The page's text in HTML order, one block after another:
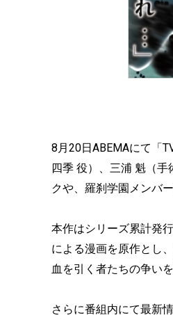
8月20日ABEMAにて「
四季 役）、三浦 魁（
クや、羅刹学園メンバ
本作はシリーズ累計発
による漫画を原作とし
血を引く者たちの争い
さらに番組内にて最新